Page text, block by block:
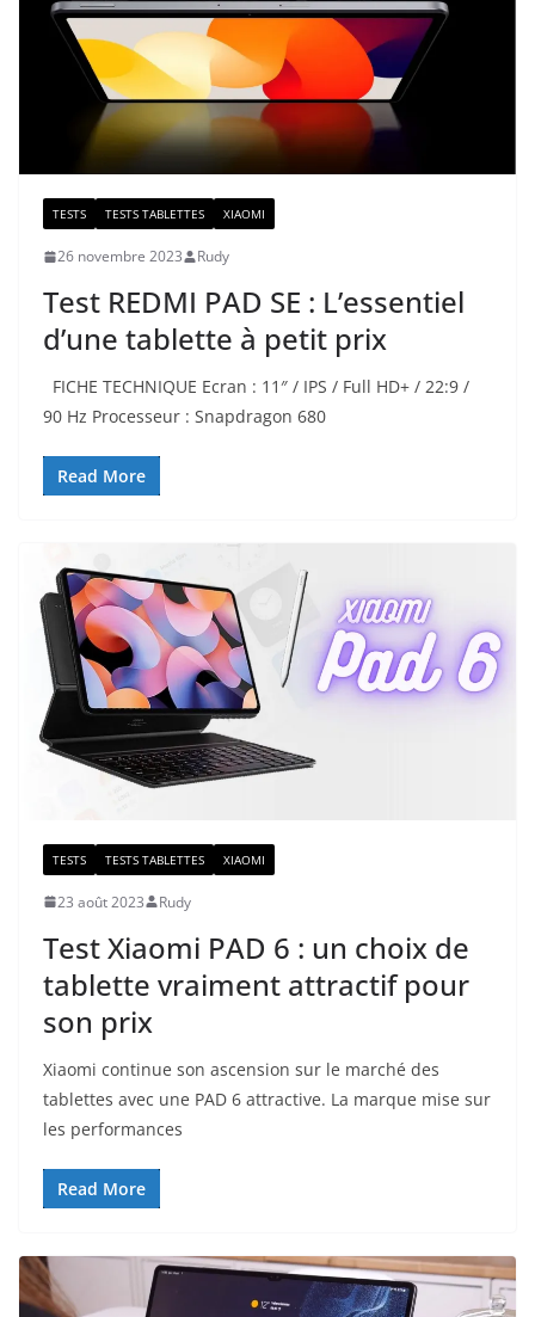
TESTS TESTS TABLETTES XIAOMI
26 novembre 2023 Rudy
Test REDMI PAD SE : L’essentiel
d’une tablette à petit prix
FICHE TECHNIQUE Ecran : 11″ / IPS / Full HD+ / 22:9 /
90 Hz Processeur : Snapdragon 680
Read More
TESTS TESTS TABLETTES XIAOMI
23 août 2023 Rudy
Test Xiaomi PAD 6 : un choix de
tablette vraiment attractif pour
son prix
Xiaomi continue son ascension sur le marché des
tablettes avec une PAD 6 attractive. La marque mise sur
les performances
Read More